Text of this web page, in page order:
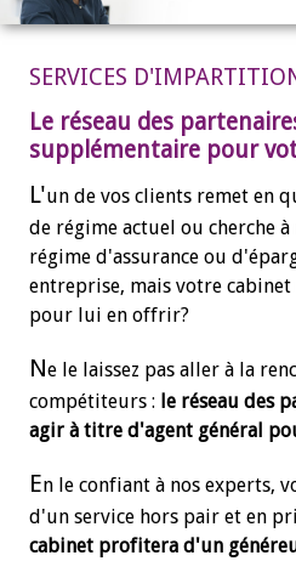
SERVICES
Le réseau des
supplémentaire pour
L'un de vos clients remet en
de régime actuel ou cherche
régime d'assurance ou
entreprise, mais votre
pour lui en offrir?
Ne le laissez pas aller à la
compétiteurs : le réseau des
agir à titre d'agent général
En le confiant à nos experts,
d'un service hors pair et en
cabinet profitera d'un